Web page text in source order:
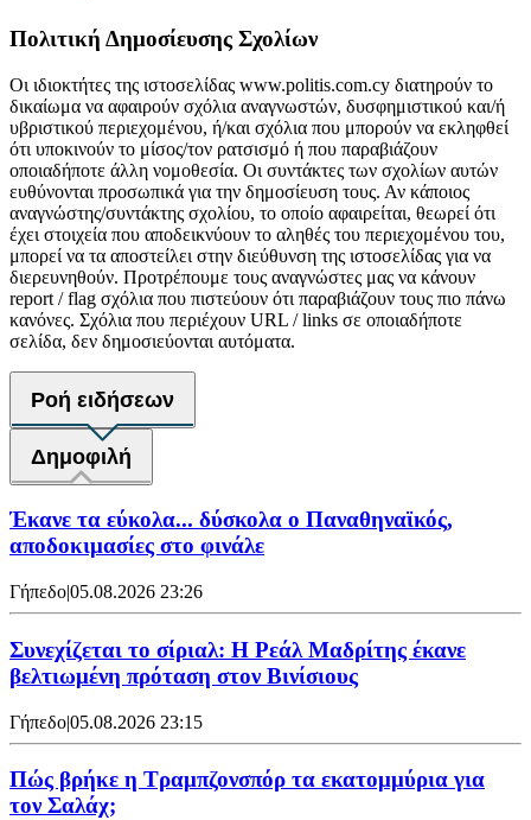
Πολιτική Δημοσίευσης Σχολίων
Οι ιδιοκτήτες της ιστοσελίδας www.politis.com.cy διατηρούν το
δικαίωμα να αφαιρούν σχόλια αναγνωστών, δυσφημιστικού και/ή
υβριστικού περιεχομένου, ή/και σχόλια που μπορούν να εκληφθεί
ότι υποκινούν το μίσος/τον ρατσισμό ή που παραβιάζουν
οποιαδήποτε άλλη νομοθεσία. Οι συντάκτες των σχολίων αυτών
ευθύνονται προσωπικά για την δημοσίευση τους. Αν κάποιος
αναγνώστης/συντάκτης σχολίου, το οποίο αφαιρείται, θεωρεί ότι
έχει στοιχεία που αποδεικνύουν το αληθές του περιεχομένου του,
μπορεί να τα αποστείλει στην διεύθυνση της ιστοσελίδας για να
διερευνηθούν. Προτρέπουμε τους αναγνώστες μας να κάνουν
report / flag σχόλια που πιστεύουν ότι παραβιάζουν τους πιο πάνω
κανόνες. Σχόλια που περιέχουν URL / links σε οποιαδήποτε
σελίδα, δεν δημοσιεύονται αυτόματα.
Ροή ειδήσεων
Δημοφιλή
Έκανε τα εύκολα... δύσκολα ο Παναθηναϊκός,
αποδοκιμασίες στο φινάλε
Γήπεδο|05.08.2026 23:26
Συνεχίζεται το σίριαλ: Η Ρεάλ Μαδρίτης έκανε
βελτιωμένη πρόταση στον Βινίσιους
Γήπεδο|05.08.2026 23:15
Πώς βρήκε η Τραμπζονσπόρ τα εκατομμύρια για
τον Σαλάχ;